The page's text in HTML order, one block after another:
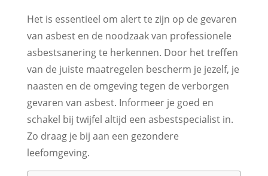
Het is essentieel om alert te zijn op de gevaren
van asbest en de noodzaak van professionele
asbestsanering te herkennen. Door het treffen
van de juiste maatregelen bescherm je jezelf, je
naasten en de omgeving tegen de verborgen
gevaren van asbest. Informeer je goed en
schakel bij twijfel altijd een asbestspecialist in.
Zo draag je bij aan een gezondere
leefomgeving.